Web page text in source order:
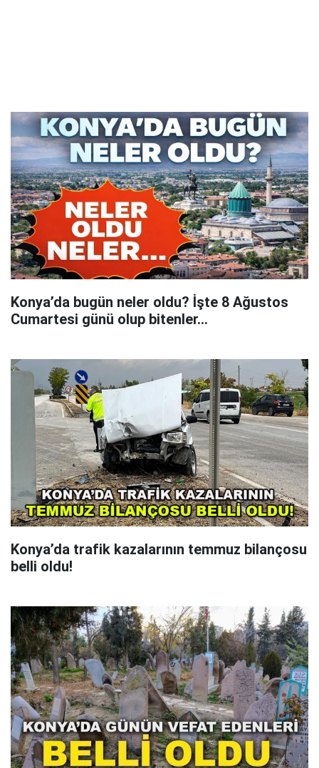
Konya’da bugün neler oldu? İşte 8 Ağustos
Cumartesi günü olup bitenler…
Konya’da trafik kazalarının temmuz bilançosu
belli oldu!